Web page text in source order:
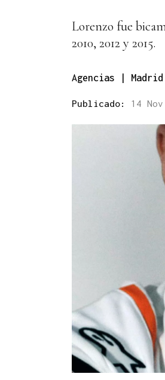
Lorenzo fue
2010, 2012 y 2015.
Agencias | Madrid
Publicado: 14